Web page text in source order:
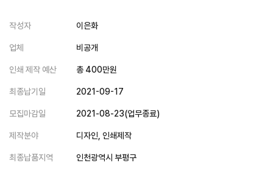
작성자 이은화
업체 비공개
인쇄 제작 예산 총 400만원
최종납기일 2021-09-17
모집마감일 2021-08-23(업무종료)
제작분야 디자인, 인쇄제작
최종납품지역 인천광역시 부평구